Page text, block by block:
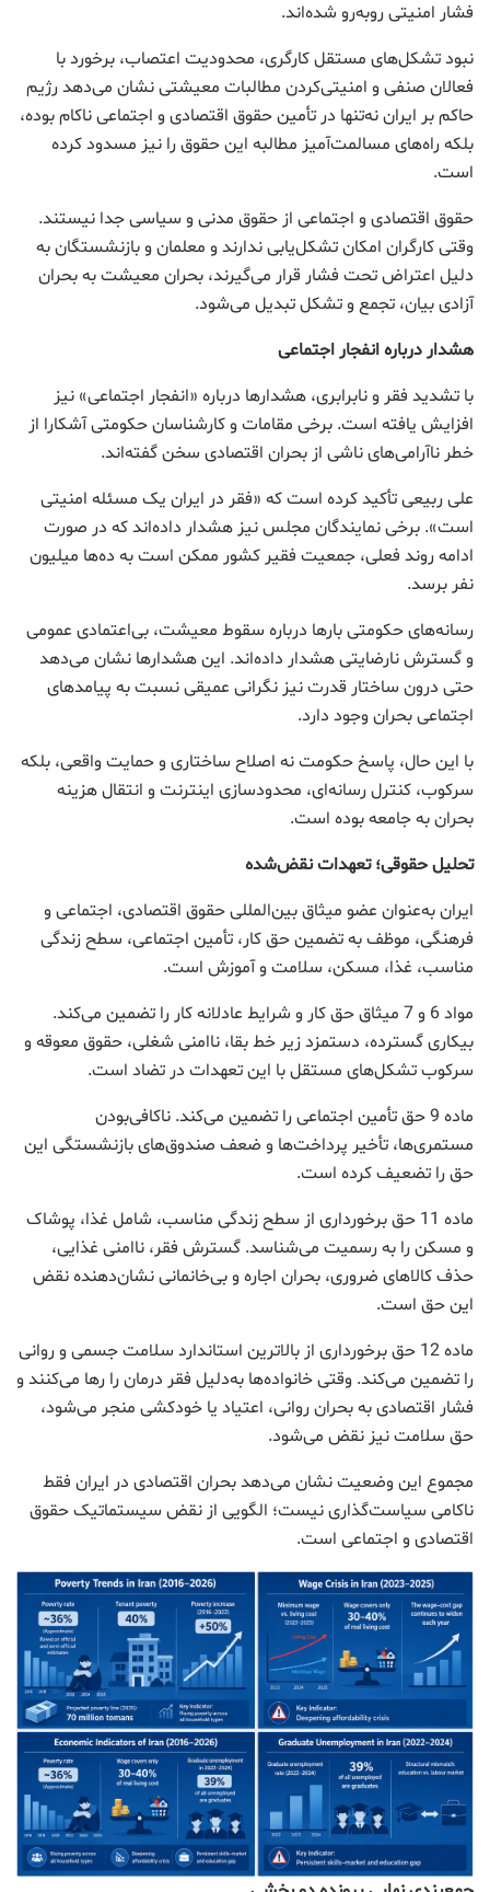
فشار امنیتی روبه‌رو شده‌اند.
نبود تشکل‌های مستقل کارگری، محدودیت اعتصاب، برخورد با
فعالان صنفی و امنیتی‌کردن مطالبات معیشتی نشان می‌دهد رژیم
حاکم بر ایران نه‌تنها در تأمین حقوق اقتصادی و اجتماعی ناکام بوده،
بلکه راه‌های مسالمت‌آمیز مطالبه این حقوق را نیز مسدود کرده
است.
حقوق اقتصادی و اجتماعی از حقوق مدنی و سیاسی جدا نیستند.
وقتی کارگران امکان تشکل‌یابی ندارند و معلمان و بازنشستگان به
دلیل اعتراض تحت فشار قرار می‌گیرند، بحران معیشت به بحران
آزادی بیان، تجمع و تشکل تبدیل می‌شود.
هشدار درباره انفجار اجتماعی
با تشدید فقر و نابرابری، هشدارها درباره «انفجار اجتماعی» نیز
افزایش یافته است. برخی مقامات و کارشناسان حکومتی آشکارا از
خطر ناآرامی‌های ناشی از بحران اقتصادی سخن گفته‌اند.
علی ربیعی تأکید کرده است که «فقر در ایران یک مسئله امنیتی
است». برخی نمایندگان مجلس نیز هشدار داده‌اند که در صورت
ادامه روند فعلی، جمعیت فقیر کشور ممکن است به ده‌ها میلیون
نفر برسد.
رسانه‌های حکومتی بارها درباره سقوط معیشت، بی‌اعتمادی عمومی
و گسترش نارضایتی هشدار داده‌اند. این هشدارها نشان می‌دهد
حتی درون ساختار قدرت نیز نگرانی عمیقی نسبت به پیامدهای
اجتماعی بحران وجود دارد.
با این حال، پاسخ حکومت نه اصلاح ساختاری و حمایت واقعی، بلکه
سرکوب، کنترل رسانه‌ای، محدودسازی اینترنت و انتقال هزینه
بحران به جامعه بوده است.
تحلیل حقوقی؛ تعهدات نقض‌شده
ایران به‌عنوان عضو میثاق بین‌المللی حقوق اقتصادی، اجتماعی و
فرهنگی، موظف به تضمین حق کار، تأمین اجتماعی، سطح زندگی
مناسب، غذا، مسکن، سلامت و آموزش است.
مواد 6 و 7 میثاق حق کار و شرایط عادلانه کار را تضمین می‌کند.
بیکاری گسترده، دستمزد زیر خط بقا، ناامنی شغلی، حقوق معوقه و
سرکوب تشکل‌های مستقل با این تعهدات در تضاد است.
ماده 9 حق تأمین اجتماعی را تضمین می‌کند. ناکافی‌بودن
مستمری‌ها، تأخیر پرداخت‌ها و ضعف صندوق‌های بازنشستگی این
حق را تضعیف کرده است.
ماده 11 حق برخورداری از سطح زندگی مناسب، شامل غذا، پوشاک
و مسکن را به رسمیت می‌شناسد. گسترش فقر، ناامنی غذایی،
حذف کالاهای ضروری، بحران اجاره و بی‌خانمانی نشان‌دهنده نقض
این حق است.
ماده 12 حق برخورداری از بالاترین استاندارد سلامت جسمی و روانی
را تضمین می‌کند. وقتی خانواده‌ها به‌دلیل فقر درمان را رها می‌کنند و
فشار اقتصادی به بحران روانی، اعتیاد یا خودکشی منجر می‌شود،
حق سلامت نیز نقض می‌شود.
مجموع این وضعیت نشان می‌دهد بحران اقتصادی در ایران فقط
ناکامی سیاست‌گذاری نیست؛ الگویی از نقض سیستماتیک حقوق
اقتصادی و اجتماعی است.